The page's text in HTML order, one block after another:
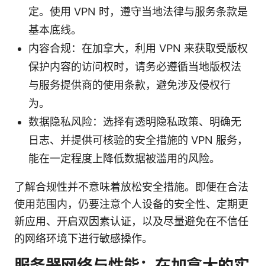
定。使用 VPN 时，遵守当地法律与服务条款是
基本底线。
内容合规：在加拿大，利用 VPN 来获取受版权
保护内容的访问权时，请务必遵循当地版权法
与服务提供商的使用条款，避免涉及侵权行
为。
数据隐私风险：选择有透明隐私政策、明确无
日志、并提供可核验的安全措施的 VPN 服务，
能在一定程度上降低数据被滥用的风险。
了解合规性并不意味着放松安全措施。即便在合法
使用范围内，仍要注意个人设备的安全性、定期更
新应用、开启双因素认证，以及尽量避免在不信任
的网络环境下进行敏感操作。